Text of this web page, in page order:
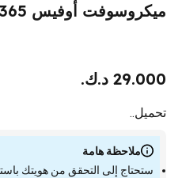
ميكروسوفت أوفيس 365 شخصي - كود رقمي
29.000 د.ك.
تحميل..
ملاحظة هامة
ستحتاج إلى التحقق من هويتك